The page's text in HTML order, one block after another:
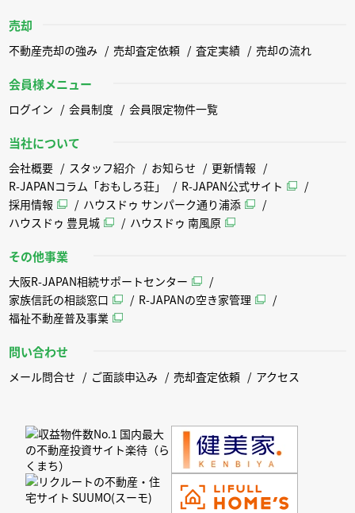
売却
不動産売却の強み 売却査定依頼 査定実績 売却の流れ
会員様メニュー
ログイン 会員制度 会員限定物件一覧
当社について
会社概要 スタッフ紹介 お知らせ
更新情報
R-JAPANコラム「おもしろ荘」
R-JAPAN公式サイト
採用情報
ハウスドゥ サンパーク通り浦添
ハウスドゥ 豊見城
ハウスドゥ 南風原
その他事業
大阪R-JAPAN相続サポートセンター
家族信託の相談窓口
R-JAPANの空き家管理
福祉不動産普及事業
問い合わせ
メール問合せ ご面談申込み 売却査定依頼 アクセス